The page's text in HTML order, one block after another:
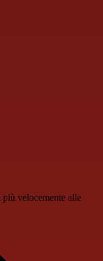
più velocemente alle